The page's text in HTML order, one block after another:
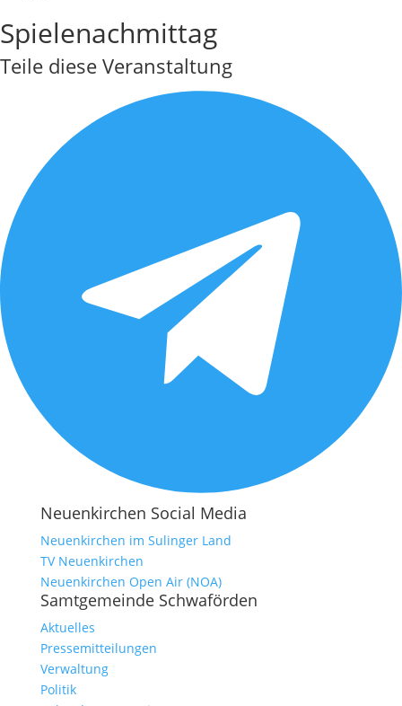
Spielenachmittag
Teile diese Veranstaltung
Neuenkirchen Social Media
Neuenkirchen im Sulinger Land
TV Neuenkirchen
Neuenkirchen Open Air (NOA)
Samtgemeinde Schwaförden
Aktuelles
Pressemitteilungen
Verwaltung
Politik